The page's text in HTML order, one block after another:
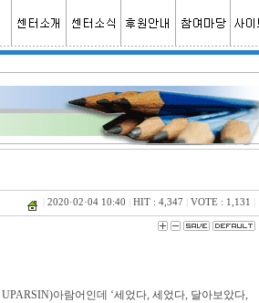
2020·02·04 10:40 HIT : 4,347 VOTE : 1,131
아람어인데 ‘세었다, 세었다, 달아보았다,